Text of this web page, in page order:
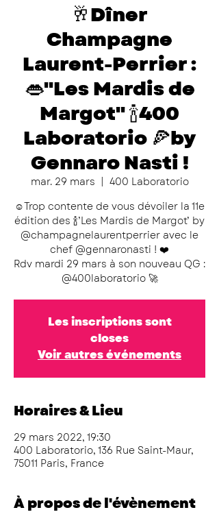
🥂Dîner
Champagne
Laurent-Perrier :
👄"Les Mardis de
Margot" 🍾400
Laboratorio 🍕by
Gennaro Nasti !
mar. 29 mars
400 Laboratorio
☺️Trop contente de vous dévoiler la 11e
édition des 🍾’Les Mardis de Margot’ by
@champagnelaurentperrier avec le
chef @gennaronasti ! ❤️
Rdv mardi 29 mars à son nouveau QG :
@400laboratorio 🚀
Les inscriptions sont
closes
Voir autres événements
Horaires & Lieu
29 mars 2022, 19:30
400 Laboratorio, 136 Rue Saint-Maur,
75011 Paris, France
À propos de l'évènement